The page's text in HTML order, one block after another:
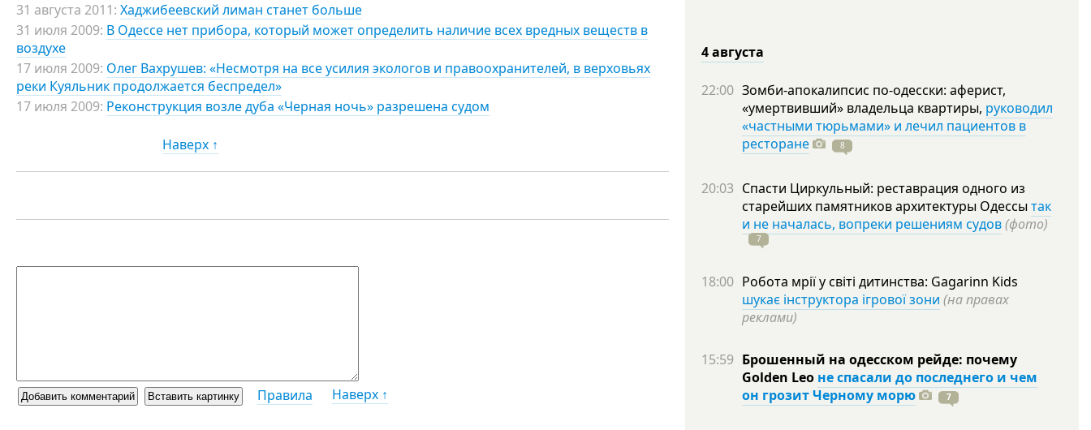
31 августа 2011: Хаджибеевский лиман станет больше
31 июля 2009: В Одессе нет прибора, который может определить наличие всех вредных веществ в
воздухе
17 июля 2009: Олег Вахрушев: «Несмотря на все усилия экологов и правоохранителей, в верховьях
реки Куяльник продолжается беспредел»
17 июля 2009: Реконструкция возле дуба «Черная ночь» разрешена судом
Наверх ↑
Правила Наверх ↑
4 августа
22:00 Зомби-апокалипсис по-одесски: аферист,
«умертвивший» владельца квартиры, руководил
«частными тюрьмами» и лечил пациентов в
ресторане
8
20:03 Спасти Циркульный: реставрация одного из
старейших памятников архитектуры Одессы так
и не началась, вопреки решениям судов(фото)
7
18:00 Робота мрії у світі дитинства: Gagarinn Kids
шукає інструктора ігрової зони (на правах
реклами)
15:59 Брошенный на одесском рейде: почему
Golden Leo не спасали до последнего и чем
он грозит Черному морю
7